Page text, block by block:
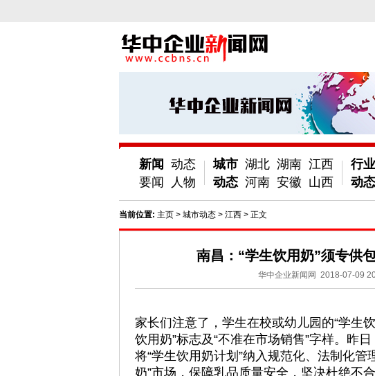
新闻
要闻
动态
人物
城市
动态
湖北 湖南 江西
河南 安徽 山西
行业
动态
当前位置: 主页 > 城市动态 > 江西 > 正文
南昌：“学生饮用奶”须专供
华中企业新闻网 2018-07-09
家长们注意了，学生在校或幼儿园的“学生
饮用奶”标志及“不准在市场销售”字样。昨
将“学生饮用奶计划”纳入规范化、法制化管
奶”市场，保障乳品质量安全，坚决杜绝不